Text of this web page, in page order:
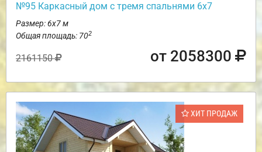
№95 Каркасный дом с тремя спальнями 6х7
Размер: 6х7 м
Общая площадь: 702
2161150 от 2058300
ХИТ ПРОДАЖ